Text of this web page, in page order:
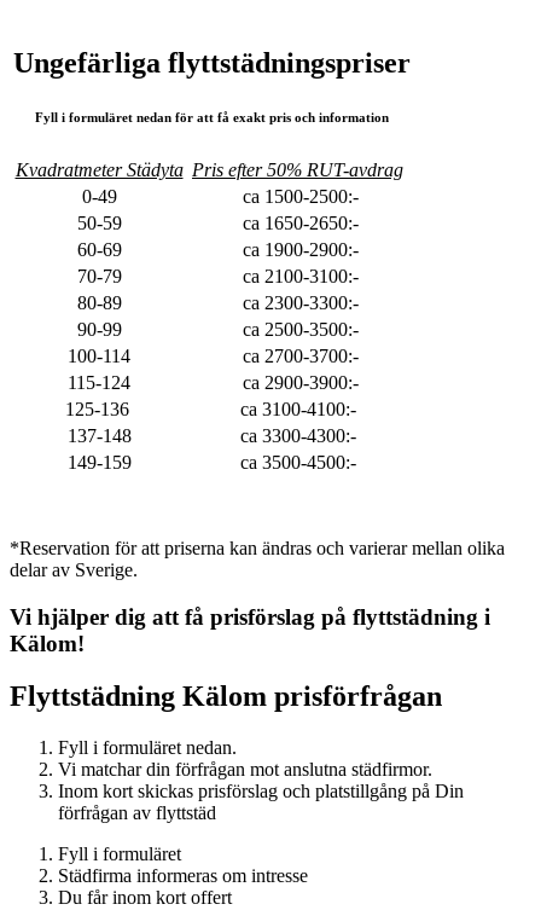
Ungefärliga flyttstädningspriser
Fyll i formuläret nedan för att få exakt pris och information
Kvadratmeter Städyta Pris efter 50% RUT-avdrag
0-49
ca 1500-2500:-
50-59
ca 1650-2650:-
60-69
ca 1900-2900:-
70-79
ca 2100-3100:-
80-89
ca 2300-3300:-
90-99
ca 2500-3500:-
100-114
ca 2700-3700:-
115-124
ca 2900-3900:-
125-136
ca 3100-4100:-
137-148
ca 3300-4300:-
149-159
ca 3500-4500:-
*Reservation för att priserna kan ändras och varierar mellan olika
delar av Sverige.
Vi hjälper dig att få prisförslag på flyttstädning i
Kälom!
Flyttstädning Kälom prisförfrågan
Fyll i formuläret nedan.
Vi matchar din förfrågan mot anslutna städfirmor.
Inom kort skickas prisförslag och platstillgång på Din
förfrågan av flyttstäd
Fyll i formuläret
Städfirma informeras om intresse
Du får inom kort offert